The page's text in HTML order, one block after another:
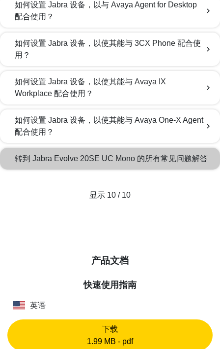
如何设置 Jabra 设备，以与 Avaya Agent for Desktop
配合使用？
chevron_right
如何设置 Jabra 设备，以使其能与 3CX Phone 配合使
用？
chevron_right
如何设置 Jabra 设备，以使其能与 Avaya IX
Workplace 配合使用？
chevron_right
如何设置 Jabra 设备，以使其能与 Avaya One-X Agent
配合使用？
chevron_right
转到 Jabra Evolve 20SE UC Mono 的所有常见问题解答
显示 10 / 10
产品文档
快速使用指南
英语
下载
1.99 MB - pdf